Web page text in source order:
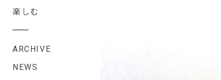
楽しむ
ARCHIVE
NEWS